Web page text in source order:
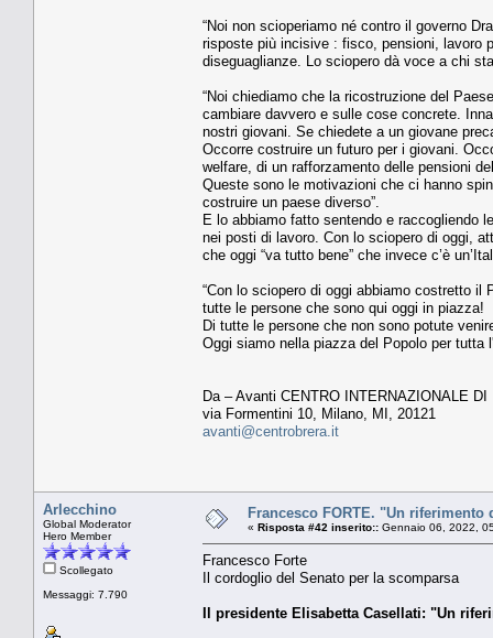
“Noi non scioperiamo né contro il governo
risposte più incisive : fisco, pensioni, lavoro
diseguaglianze. Lo sciopero dà voce a chi
“Noi chiediamo che la ricostruzione del
cambiare davvero e sulle cose concrete.
nostri giovani. Se chiedete a un giovane
Occorre costruire un futuro per i giovani.
welfare, di un rafforzamento delle pensioni
Queste sono le motivazioni che ci hanno
costruire un paese diverso”.
E lo abbiamo fatto sentendo e raccogliendo
nei posti di lavoro. Con lo sciopero di oggi,
che oggi “va tutto bene” che invece c’è
“Con lo sciopero di oggi abbiamo costretto
tutte le persone che sono qui oggi in piazza!
Di tutte le persone che non sono potute
Oggi siamo nella piazza del Popolo per tutta
Da – Avanti CENTRO INTERNAZIONALE DI
via Formentini 10, Milano, MI, 20121
avanti@centrobrera.it
Arlecchino
Global Moderator
Hero Member
Scollegato
Messaggi: 7.790
Francesco FORTE. "Un
« Risposta #42 inserito:: Gennaio 06, 2022,
Francesco Forte
Il cordoglio del Senato per la scomparsa
Il presidente Elisabetta Casellati: "Un